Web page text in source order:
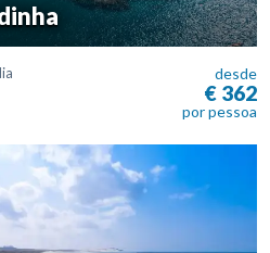
desde
€ 362
por pessoa